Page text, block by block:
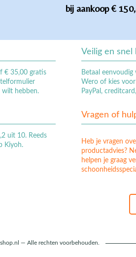
bij aankoop €
€ 35,00 gratis
wilt hebben.
Veilig en snel
Betaal
Wero of kies
PayPal,
uit 10. Reeds
Kiyoh.
Vragen of
Heb je vragen
productadvies?
helpen je graag
— Alle rechten voorbehouden.